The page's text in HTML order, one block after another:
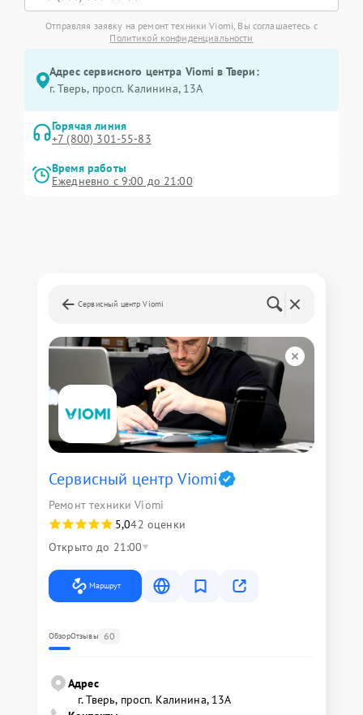
Отправляя заявку на ремонт техники Viomi, Вы соглашаетесь с
Политикой конфиденциальности
Адрес сервисного центра Viomi в Твери:
г. Тверь, просп. Калинина, 13А
Горячая линия
+7 (800) 301-55-83
Время работы
Ежедневно с 9:00 до 21:00
Сервисный центр Viomi
Сервисный центр Viomi
Ремонт техники Viomi
5,042 оценки
Открыто до 21:00
Маршрут
ОбзорОтзывы 60
Адрес
г. Тверь, просп. Калинина, 13А